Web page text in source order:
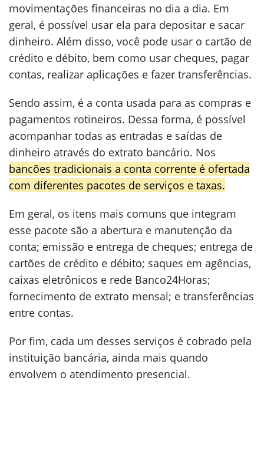
movimentações financeiras no dia a dia. Em
geral, é possível usar ela para depositar e sacar
dinheiro. Além disso, você pode usar o cartão de
crédito e débito, bem como usar cheques, pagar
contas, realizar aplicações e fazer transferências.
Sendo assim, é a conta usada para as compras e
pagamentos rotineiros. Dessa forma, é possível
acompanhar todas as entradas e saídas de
dinheiro através do extrato bancário. Nos
bancões tradicionais a conta corrente é ofertada
com diferentes pacotes de serviços e taxas.
Em geral, os itens mais comuns que integram
esse pacote são a abertura e manutenção da
conta; emissão e entrega de cheques; entrega de
cartões de crédito e débito; saques em agências,
caixas eletrônicos e rede Banco24Horas;
fornecimento de extrato mensal; e transferências
entre contas.
Por fim, cada um desses serviços é cobrado pela
instituição bancária, ainda mais quando
envolvem o atendimento presencial.